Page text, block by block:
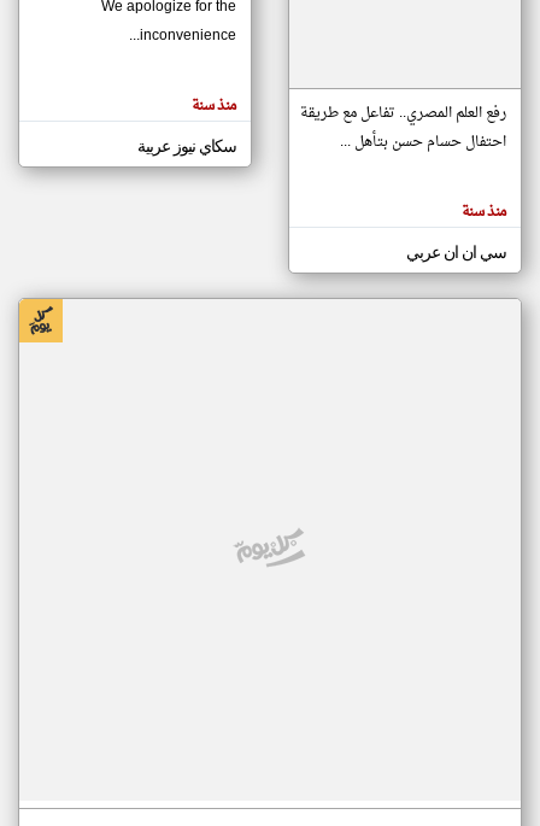
مصادر الأخبار من موريتانيا
اخبار موريتانيا على مدار الساعة
أهم اخبار موريتانيا العاجلة والمباشرة
المقالات
الموجوده
هنا عن
رفع العلم المصري.. تفاعل مع طريقة
احتفال حسام حسن بتأهل ...
منذ سنة
سي ان ان عربي
We apologize for the
inconvenience...
منذ سنة
سكاي نيوز عربية
klyoum.com